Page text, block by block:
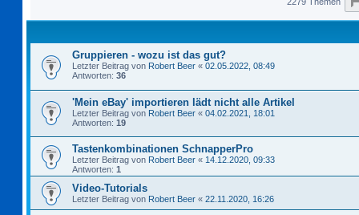
Gruppieren - wozu ist das gut?
Letzter Beitrag von Robert Beer « 02.05.2022, 08:49
Antworten: 36
'Mein eBay' importieren lädt nicht alle Artikel
Letzter Beitrag von Robert Beer « 04.02.2021, 18:01
Antworten: 19
Tastenkombinationen SchnapperPro
Letzter Beitrag von Robert Beer « 14.12.2020, 09:33
Antworten: 1
Video-Tutorials
Letzter Beitrag von Robert Beer « 22.11.2020, 16:26